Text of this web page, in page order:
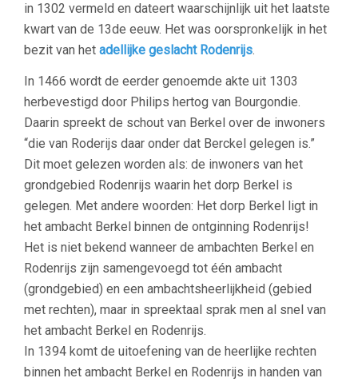
in 1302 vermeld en dateert waarschijnlijk uit het laatste
kwart van de 13de eeuw. Het was oorspronkelijk in het
bezit van het adellijke geslacht Rodenrijs.
In 1466 wordt de eerder genoemde akte uit 1303
herbevestigd door Philips hertog van Bourgondie.
Daarin spreekt de schout van Berkel over de inwoners
“die van Roderijs daar onder dat Berckel gelegen is.”
Dit moet gelezen worden als: de inwoners van het
grondgebied Rodenrijs waarin het dorp Berkel is
gelegen. Met andere woorden: Het dorp Berkel ligt in
het ambacht Berkel binnen de ontginning Rodenrijs!
Het is niet bekend wanneer de ambachten Berkel en
Rodenrijs zijn samengevoegd tot één ambacht
(grondgebied) en een ambachtsheerlijkheid (gebied
met rechten), maar in spreektaal sprak men al snel van
het ambacht Berkel en Rodenrijs.
In 1394 komt de uitoefening van de heerlijke rechten
binnen het ambacht Berkel en Rodenrijs in handen van